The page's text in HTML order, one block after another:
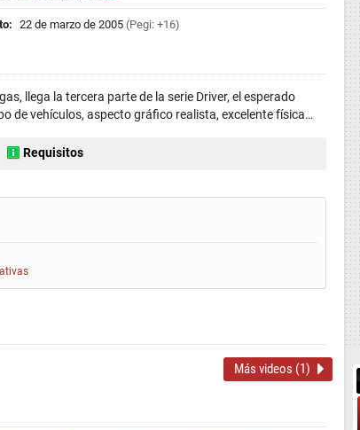
22 de marzo de 2005 (Pegi: +16)
llega la tercera parte de la serie Driver, el esperado
de vehículos, aspecto gráfico realista, excelente física…
Requisitos
Más videos (1)